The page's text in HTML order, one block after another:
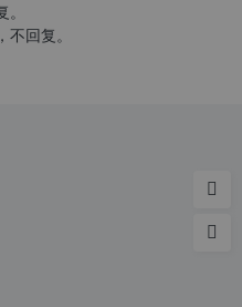
回复。